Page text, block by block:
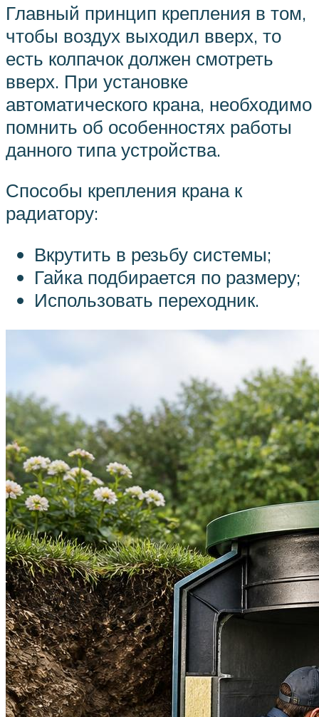
Главный принцип крепления в том,
чтобы воздух выходил вверх, то
есть колпачок должен смотреть
вверх. При установке
автоматического крана, необходимо
помнить об особенностях работы
данного типа устройства.
Способы крепления крана к
радиатору:
Вкрутить в резьбу системы;
Гайка подбирается по размеру;
Использовать переходник.